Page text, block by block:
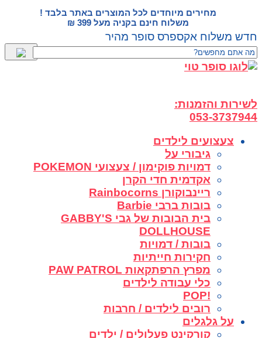
מחירים מיוחדים לכל המוצרים באתר בלבד !
משלוח חינם בקניה מעל 399 ₪
חדש משלוח אקספרס סופר מהיר
לשירות והזמנות:
053-3737944
צעצועים לילדים
גיבורי על
דמויות פוקימון / צעצועי POKEMON
אקדמית חדי הקרן
ריינבוקורן Rainbocorns
בובות ברבי Barbie
בית הבובות של גבי GABBY'S
DOLLHOUSE
בובות / דמויות
חקירות חייתיות
מפרץ הרפתקאות PAW PATROL
כלי עבודה לילדים
!POP
רובים לילדים / חרבות
על גלגלים
קורקינט פעלולים / ילדים